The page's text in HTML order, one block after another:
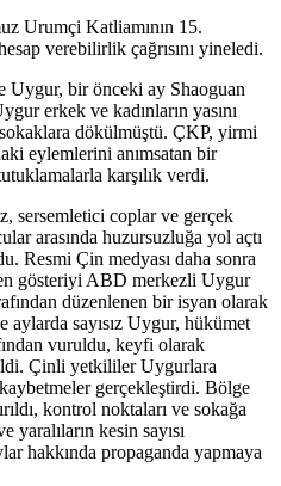
Urumçi Katliamının 15.
verebilirlik çağrısını yineledi.
Uygur, bir önceki ay Shaoguan
erkek ve kadınların yasını
dökülmüştü. ÇKP, yirmi
eylemlerini anımsatan bir
karşılık verdi.
sersemletici coplar ve gerçek
arasında huzursuzluğa yol açtı
Resmi Çin medyası daha sonra
gösteriyi ABD merkezli Uygur
düzenlenen bir isyan olarak
aylarda sayısız Uygur, hükümet
vuruldu, keyfi olarak
Çinli yetkililer Uygurlara
gerçekleştirdi. Bölge
kontrol noktaları ve sokağa
yaralıların kesin sayısı
hakkında propaganda yapmaya